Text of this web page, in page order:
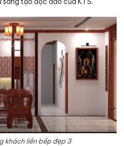
khách liền bếp đẹp 3